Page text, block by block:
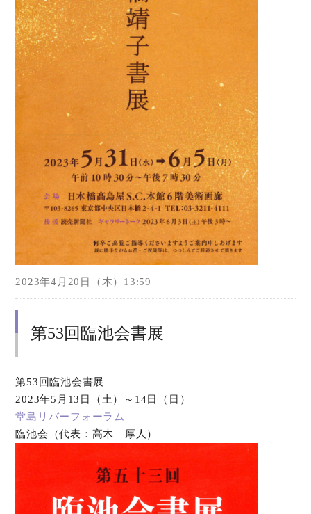
2023年4月20日（木）13:59
第53回臨池会書展
第53回臨池会書展
2023年5月13日（土）～14日（日）
堂島リバーフォーラム
臨池会（代表：高木 厚人）